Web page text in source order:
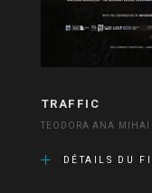
TRAFFIC
TEODORA ANA MIHAI
DÉTAILS DU